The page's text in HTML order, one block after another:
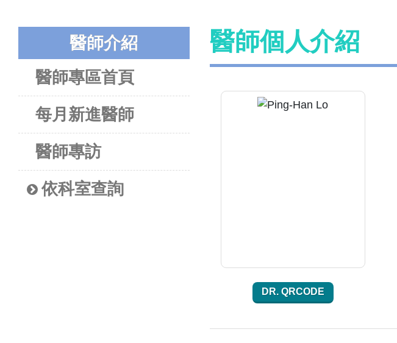
醫師介紹
醫師專區首頁
每月新進醫師
醫師專訪
依科室查詢
醫師個人介紹
DR. QRCODE